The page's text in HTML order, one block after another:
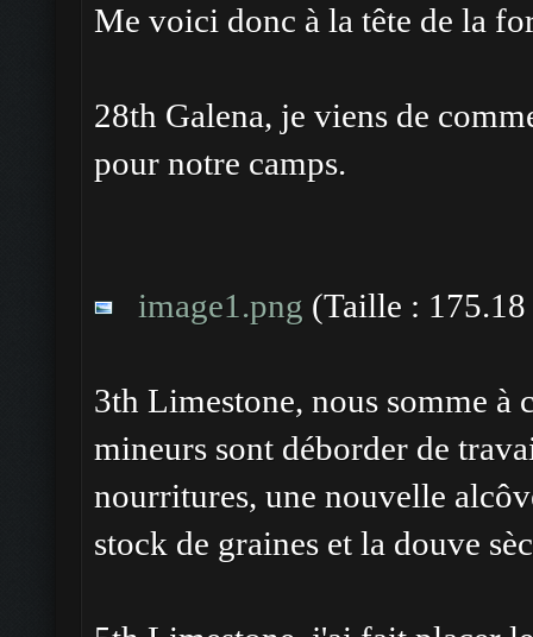
Me voici donc à la tête de la
28th Galena, je viens de
pour notre camps.
image1.png (Taille :
3th Limestone, nous somme à
mineurs sont déborder de
nourritures, une nouvelle
stock de graines et la douve